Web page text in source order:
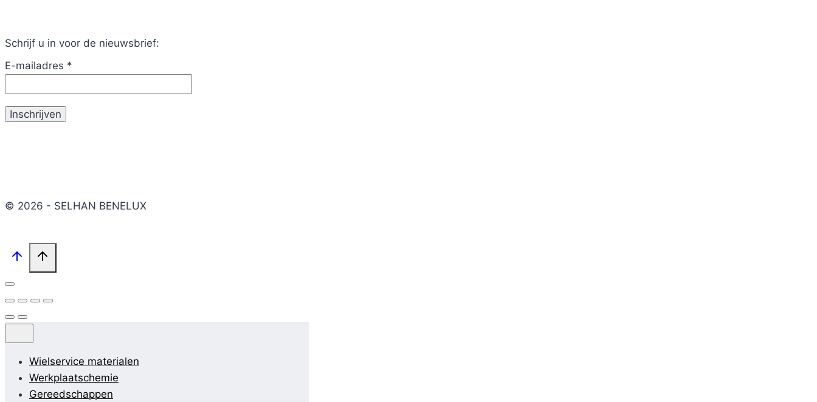
Schrijf u in voor de nieuwsbrief:
E-mailadres *
© 2026 - SELHAN BENELUX
Wielservice materialen
Werkplaatschemie
Gereedschappen